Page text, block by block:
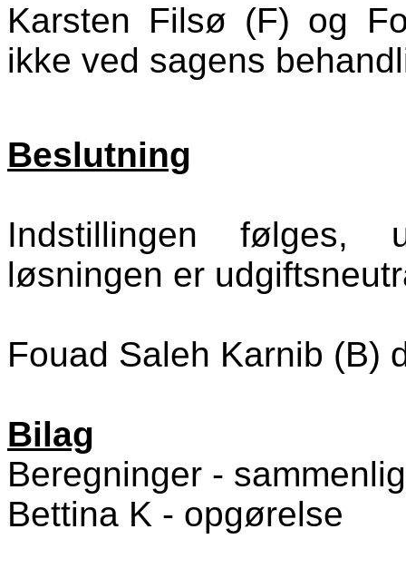
Karsten Filsø (F) og
ikke ved sagens
Beslutning
Indstillingen
løsningen er
Fouad Saleh Karnib (B)
Bilag
Beregninger -
Bettina K - opgørelse